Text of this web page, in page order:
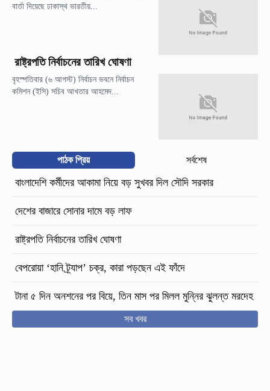
বার্তা দিয়েছে ঢাকাস্থ ভারতীয়...
রাষ্ট্রপতি নির্বাচনের তারিখ ঘোষণা
বৃহস্পতিবার (৬ আগস্ট) নির্বাচন ভবনে নির্বাচন
কমিশন (ইসি) সচিব আখতার আহমেদ...
পাঠক প্রিয় সর্বশেষ
বাংলাদেশি কর্মীদের আকামা নিয়ে বড় সুখবর দিল সৌদি সরকার
দেশের বাজারে সোনার দামে বড় লাফ
রাষ্ট্রপতি নির্বাচনের তারিখ ঘোষণা
বেপরোয়া ‘হানি ট্র্যাপ’ চক্র, কারা পড়ছেন এই ফাঁদে
টানা ৫ দিন অনশনের পর বিয়ে, তিন মাস পর মিলল মুন্নির ঝুলন্ত মরদেহ
সব খবর